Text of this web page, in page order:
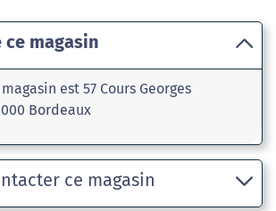
ce magasin
est 57 Cours Georges
Bordeaux
ce magasin